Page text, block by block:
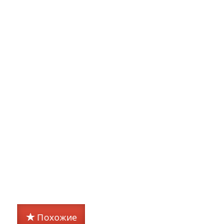
Похожие